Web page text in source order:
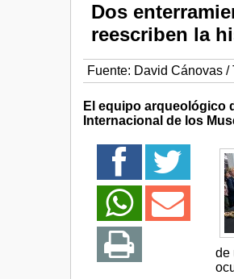
Dos
reescriben la
Fuente: David Cánovas /
El equipo arqueológico
Internacional de los
de